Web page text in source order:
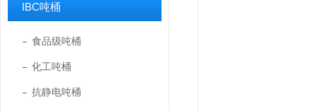
IBC吨桶
食品级吨桶
化工吨桶
抗静电吨桶